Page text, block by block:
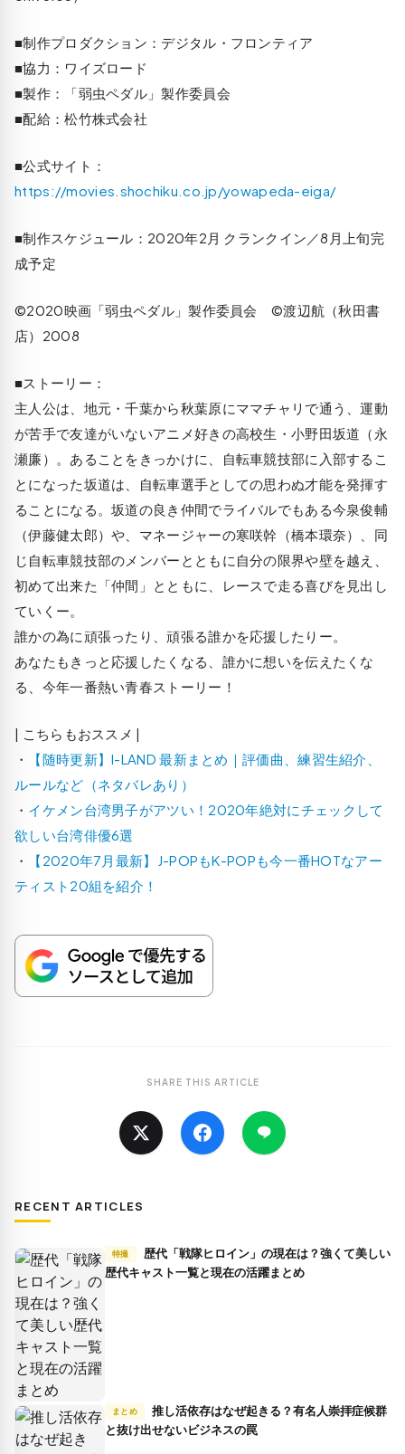
■制作プロダクション：デジタル・フロンティア
■協力：ワイズロード
■製作：「弱虫ペダル」製作委員会
■配給：松竹株式会社
■公式サイト：
https://movies.shochiku.co.jp/yowapeda-eiga/
■制作スケジュール：2020年2月 クランクイン／8月上旬完
成予定
©2020映画「弱虫ペダル」製作委員会 ©渡辺航（秋田書
店）2008
■ストーリー：
主人公は、地元・千葉から秋葉原にママチャリで通う、運動
が苦手で友達がいないアニメ好きの高校生・小野田坂道（永
瀬廉）。あることをきっかけに、自転車競技部に入部するこ
とになった坂道は、自転車選手としての思わぬ才能を発揮す
ることになる。坂道の良き仲間でライバルでもある今泉俊輔
（伊藤健太郎）や、マネージャーの寒咲幹（橋本環奈）、同
じ自転車競技部のメンバーとともに自分の限界や壁を越え、
初めて出来た「仲間」とともに、レースで走る喜びを見出し
ていくー。
誰かの為に頑張ったり、頑張る誰かを応援したりー。
あなたもきっと応援したくなる、誰かに想いを伝えたくな
る、今年一番熱い青春ストーリー！
| こちらもおススメ |
・
【随時更新】I-LAND 最新まとめ｜評価曲、練習生紹介、
ルールなど（ネタバレあり）
・ イケメン台湾男子がアツい！2020年絶対にチェックして
欲しい台湾俳優6選
・
【2020年7月最新】J-POPもK-POPも今一番HOTなアー
ティスト20組を紹介！
SHARE THIS ARTICLE
RECENT ARTICLES
特撮
歴代キャスト一覧と現在の活躍まとめ
まとめ
推し活依存はなぜ起きる？有名人崇拝症候群
と抜け出せないビジネスの罠